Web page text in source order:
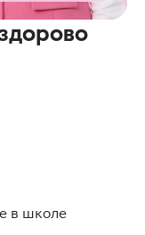
в школе